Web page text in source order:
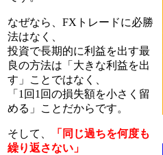
なぜなら、FXトレードに必勝
法はなく、
投資で長期的に利益を出す最
良の方法は「大きな利益を出
す」ことではなく、
「1回1回の損失額を小さく留
める」ことだからです。
そして、
「同じ過ちを何度も
繰り返さない」